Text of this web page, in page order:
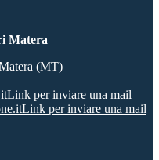
Matera
(MT)
Link per inviare una mail
Link per inviare una mail